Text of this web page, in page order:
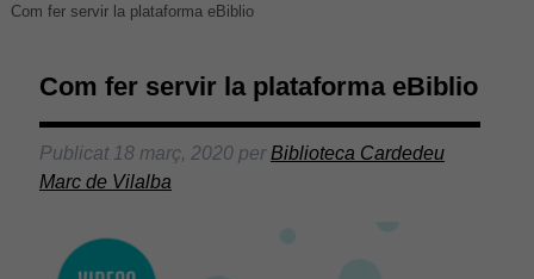
Com fer servir la plataforma eBiblio
Com fer servir la plataforma eBiblio
Publicat 18 març, 2020perBiblioteca Cardedeu
Marc de Vilalba